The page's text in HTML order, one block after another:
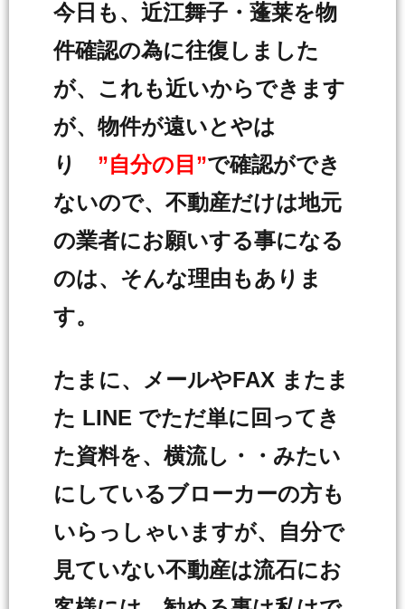
今日も、近江舞子・蓬莱を物
件確認の為に往復しました
が、これも近いからできます
が、物件が遠いとやは
り ”自分の目”で確認ができ
ないので、不動産だけは地元
の業者にお願いする事になる
のは、そんな理由もありま
す。
たまに、メールやFAX またま
た LINE でただ単に回ってき
た資料を、横流し・・みたい
にしているブローカーの方も
いらっしゃいますが、自分で
見ていない不動産は流石にお